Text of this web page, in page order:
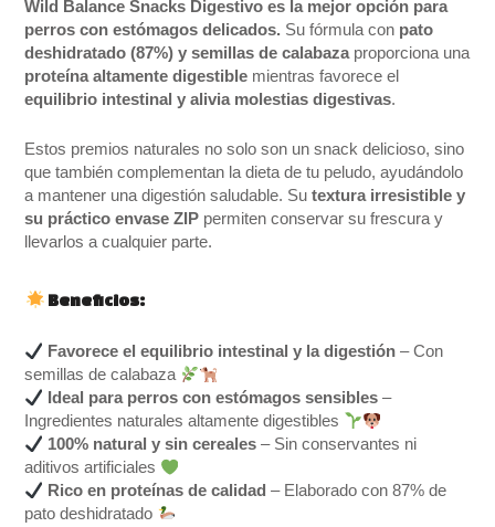
Wild Balance Snacks Digestivo es la mejor opción para
perros con estómagos delicados. Su fórmula con pato
deshidratado (87%) y semillas de calabazaproporciona una
proteína altamente digestible mientras favorece el
equilibrio intestinal y alivia molestias digestivas.
Estos premios naturales no solo son un snack delicioso, sino
que también complementan la dieta de tu peludo, ayudándolo
a mantener una digestión saludable. Sutextura irresistible y
su práctico envase ZIP permiten conservar su frescura y
llevarlos a cualquier parte.
Beneficios:
Favorece el equilibrio intestinal y la digestión – Con
semillas de calabaza
Ideal para perros con estómagos sensibles –
Ingredientes naturales altamente digestibles
100% natural y sin cereales – Sin conservantes ni
aditivos artificiales
Rico en proteínas de calidad – Elaborado con 87% de
pato deshidratado